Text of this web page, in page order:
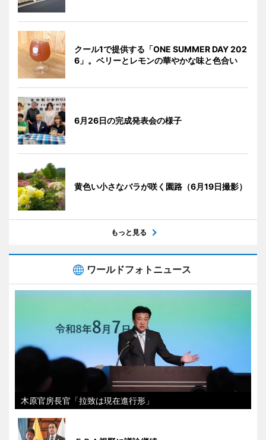
クール1で提供する「ONE SUMMER DAY 202
6」。ベリーとレモンの華やかな味と色合い
6月26日の完成発表会の様子
黄色い小さなバラが咲く園路（6月19日撮影）
もっと見る
ワールドフォトニュース
木原官房長官「拉致は現在進行形」